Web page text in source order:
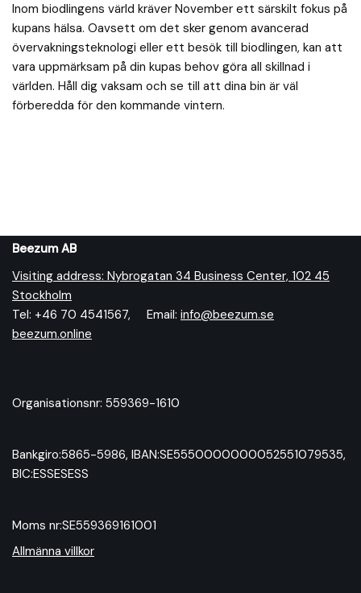
Inom biodlingens värld kräver November ett särskilt fokus på
kupans hälsa. Oavsett om det sker genom avancerad
övervakningsteknologi eller ett besök till biodlingen, kan att
vara uppmärksam på din kupas behov göra all skillnad i
världen. Håll dig vaksam och se till att dina bin är väl
förberedda för den kommande vintern.
Beezum AB
Visiting address: Nybrogatan 34 Business Center, 102 45
Stockholm
Tel: +46 70 4541567, Email: info@beezum.se
beezum.online
Organisationsnr: 559369-1610
Bankgiro:5865-5986, IBAN:SE5550000000052551079535,
BIC:ESSESESS
Moms nr:SE559369161001
Allmänna villkor